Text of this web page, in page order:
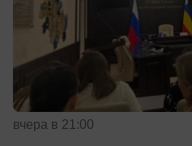
вчера в 21:00